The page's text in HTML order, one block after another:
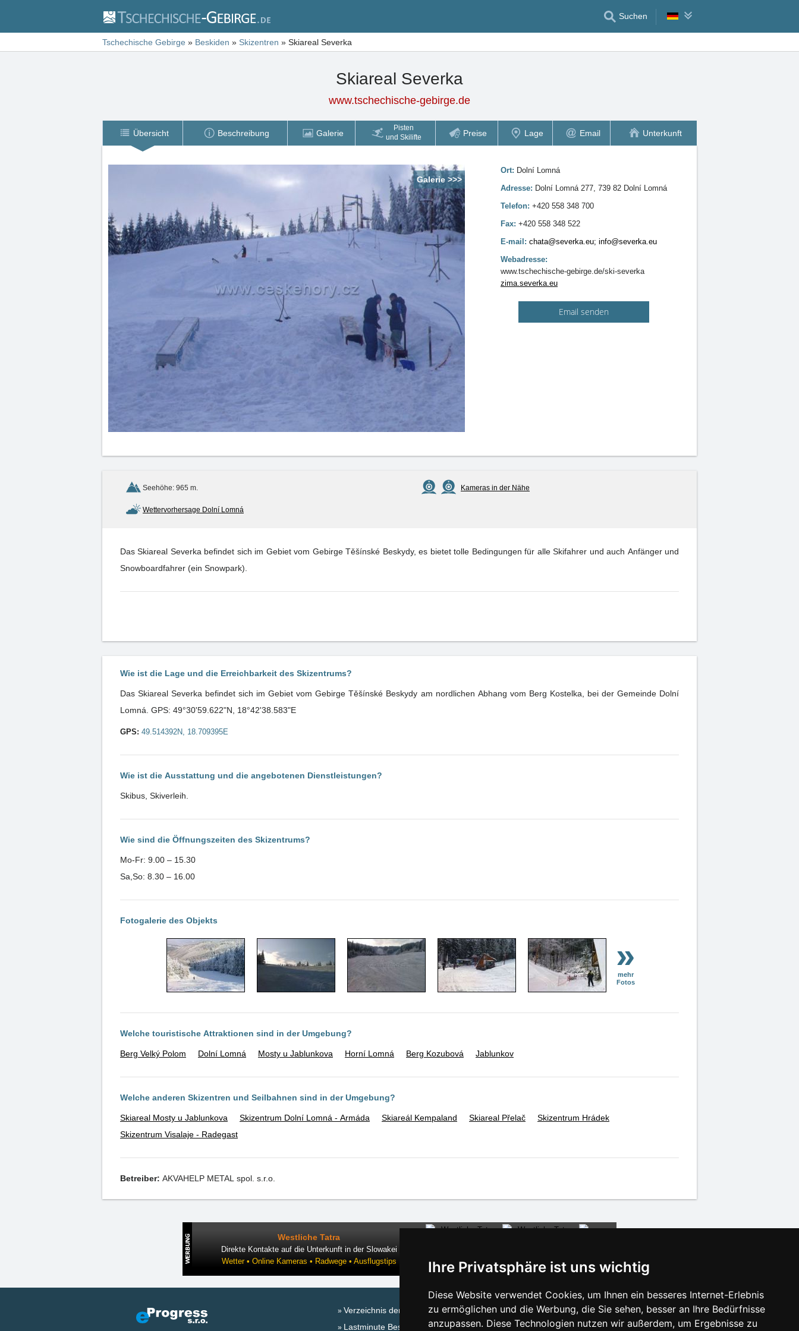
Ihre Privatsphäre ist uns wichtig
Diese Website verwendet Cookies, um Ihnen ein besseres Internet-Erlebnis
zu ermöglichen und die Werbung, die Sie sehen, besser an Ihre Bedürfnisse
anzupassen. Diese Technologien nutzen wir außerdem, um Ergebnisse zu
Suchen
Tschechische Gebirge » Beskiden » Skizentren » Skiareal Severka
Skiareal Severka
www.tschechische-gebirge.de
Übersicht Beschreibung Galerie
Pisten
und Skilifte
Preise Lage Email Unterkunft
Galerie >>>
Ort: Dolní Lomná
Adresse: Dolní Lomná 277, 739 82 Dolní Lomná
Telefon: +420 558 348 700
Fax: +420 558 348 522
E-mail: chata@severka.eu; info@severka.eu
Webadresse:
www.tschechische-gebirge.de/ski-severka
zima.severka.eu
Email senden
Seehöhe: 965 m. Kameras in der Nähe
Wettervorhersage Dolní Lomná
Das Skiareal Severka befindet sich im Gebiet vom Gebirge Těšínské Beskydy, es bietet tolle Bedingungen für alle Skifahrer und auch Anfänger und
Snowboardfahrer (ein Snowpark).
Wie ist die Lage und die Erreichbarkeit des Skizentrums?
Das Skiareal Severka befindet sich im Gebiet vom Gebirge Těšínské Beskydy am nordlichen Abhang vom Berg Kostelka, bei der Gemeinde Dolní
Lomná. GPS: 49°30'59.622"N, 18°42'38.583"E
GPS: 49.514392N, 18.709395E
Wie ist die Ausstattung und die angebotenen Dienstleistungen?
Skibus, Skiverleih.
Wie sind die Öffnungszeiten des Skizentrums?
Mo-Fr: 9.00 – 15.30
Sa,So: 8.30 – 16.00
Fotogalerie des Objekts
»
mehr
Fotos
Welche touristische Attraktionen sind in der Umgebung?
Berg Velký Polom Dolní Lomná Mosty u Jablunkova Horní Lomná Berg Kozubová Jablunkov
Welche anderen Skizentren und Seilbahnen sind in der Umgebung?
Skiareal Mosty u Jablunkova Skizentrum Dolní Lomná - Armáda Skiareál Kempaland Skiareal Přelač
Skizentrum Hrádek
Skizentrum Visalaje - Radegast
Betreiber: AKVAHELP METAL spol. s.r.o.
Westliche Tatra
Direkte Kontakte auf die Unterkunft in der Slowakei
Wetter • Online Kameras • Radwege • Ausflugstips
Verzeichnis der Unterkunft
Lastminute Beskiden
Saisonlinks:
Silvester Beskiden